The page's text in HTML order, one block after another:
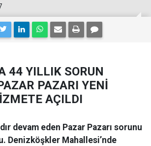
44 YILLIK SORUN
PAZARI YENİ
AÇILDI
devam eden Pazar Pazarı sorunu
Denizköşkler Mahallesi’nde